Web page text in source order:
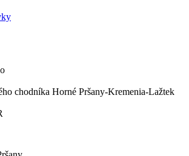
chodníka Horné Pršany-Kremenia-Lažtek